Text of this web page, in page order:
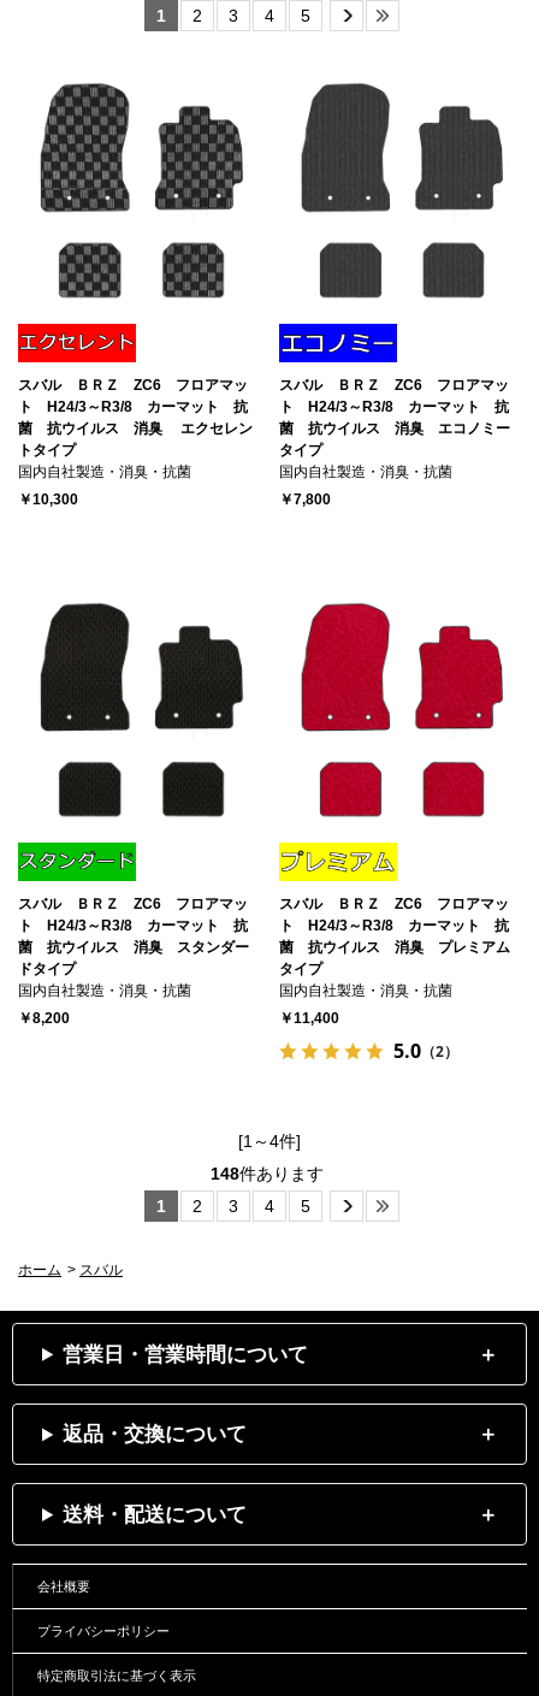
1
2 3 4 5
スバル ＢＲＺ ZC6 フロアマッ
ト H24/3～R3/8 カーマット 抗
菌 抗ウイルス 消臭 エクセレン
トタイプ
国内自社製造・消臭・抗菌
￥10,300
スバル ＢＲＺ ZC6 フロアマッ
ト H24/3～R3/8 カーマット 抗
菌 抗ウイルス 消臭 エコノミー
タイプ
国内自社製造・消臭・抗菌
￥7,800
スバル ＢＲＺ ZC6 フロアマッ
ト H24/3～R3/8 カーマット 抗
菌 抗ウイルス 消臭 スタンダー
ドタイプ
国内自社製造・消臭・抗菌
￥8,200
スバル ＢＲＺ ZC6 フロアマッ
ト H24/3～R3/8 カーマット 抗
菌 抗ウイルス 消臭 プレミアム
タイプ
国内自社製造・消臭・抗菌
￥11,400
5.0（2）
[1～4件]
148件あります
1
2 3 4 5
ホーム > スバル
営業日・営業時間について
返品・交換について
送料・配送について
会社概要
プライバシーポリシー
特定商取引法に基づく表示